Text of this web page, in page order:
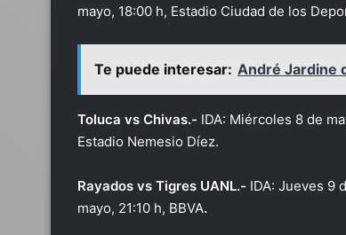
mayo, 18:00 h, Estadio Ciudad de los
Te puede interesar: André Jardine
Toluca vs Chivas.- IDA: Miércoles 8 de
Estadio Nemesio Díez.
Rayados vs Tigres UANL.- IDA: Jueves 9
mayo, 21:10 h, BBVA.